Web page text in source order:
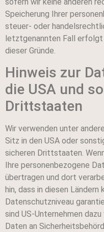
Speicherung Ihrer
steuer- oder
letztgenannten Fall
dieser Gründe.
Hinweis zur
die USA und
Drittstaaten
Wir verwenden unter
Sitz in den USA oder
sicheren Drittstaaten.
Ihre personenbezogene
übertragen und dort
hin, dass in diesen
Datenschutzniveau
sind US-Unternehmen
Daten an